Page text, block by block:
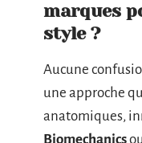
marques
style ?
Aucune
une approche
anatomiques,
Biomechanics